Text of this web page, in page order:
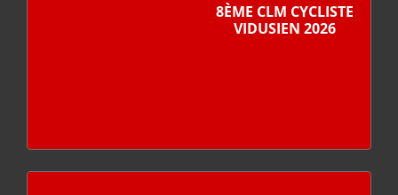
8ÈME CLM CYCLISTE
VIDUSIEN 2026